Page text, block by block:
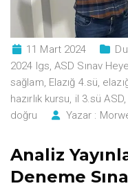
11 Mart 2024
2024 lgs,ASD Sınav
sağlam, Elazığ 4.sü,
hazırlık kursu, il 3.sü ASD,
doğru
Yazar :
Analiz
Deneme